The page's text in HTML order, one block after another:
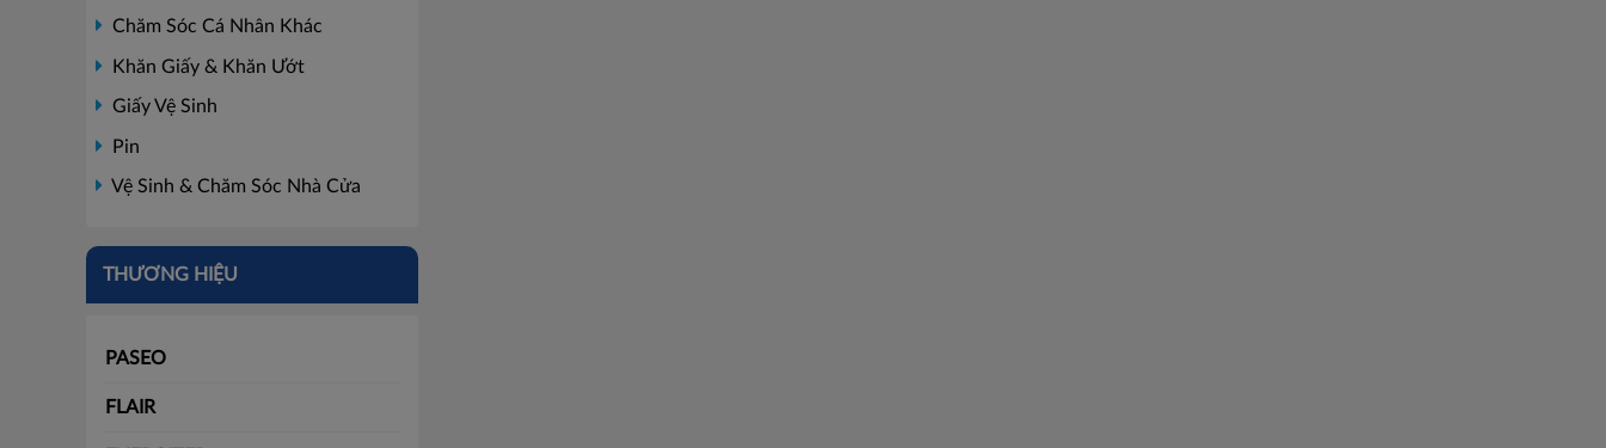
Chăm Sóc Cá Nhân Khác
Khăn Giấy & Khăn Ướt
Giấy Vệ Sinh
Pin
Vệ Sinh & Chăm Sóc Nhà Cửa
THƯƠNG HIỆU
PASEO
FLAIR